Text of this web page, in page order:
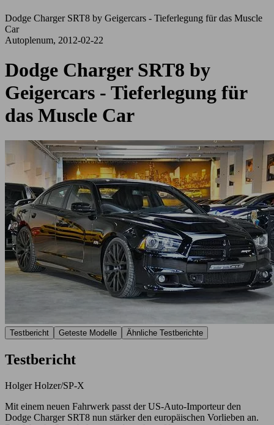
Dodge Charger SRT8 by Geigercars - Tieferlegung für das Muscle
Car
Autoplenum, 2012-02-22
Dodge Charger SRT8 by
Geigercars - Tieferlegung für
das Muscle Car
Testbericht Geteste Modelle Ähnliche Testberichte
Testbericht
Holger Holzer/SP-X
Mit einem neuen Fahrwerk passt der US-Auto-Importeur den
Dodge Charger SRT8 nun stärker den europäischen Vorlieben an.